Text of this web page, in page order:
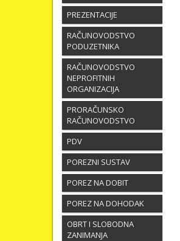
PREZENTACIJE
RAČUNOVODSTVO
PODUZETNIKA
RAČUNOVODSTVO
NEPROFITNIH
ORGANIZACIJA
PRORAČUNSKO
RAČUNOVODSTVO
PDV
POREZNI SUSTAV
POREZ NA DOBIT
POREZ NA DOHODAK
OBRT I SLOBODNA
ZANIMANJA